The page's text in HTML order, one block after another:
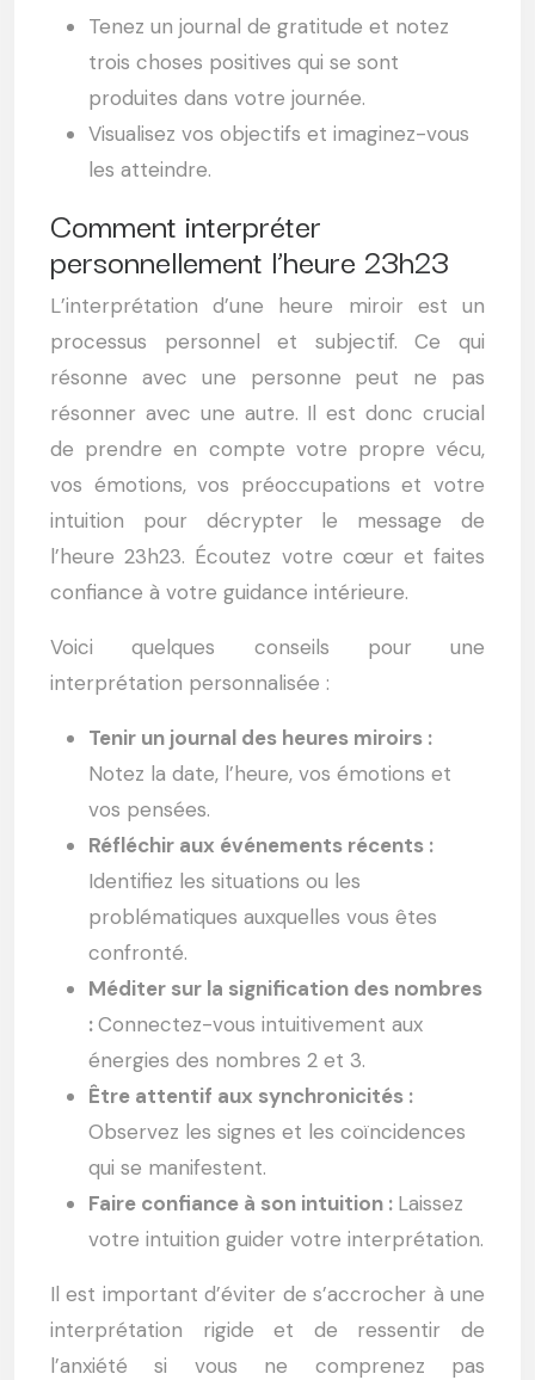
Tenez un journal de gratitude et notez
trois choses positives qui se sont
produites dans votre journée.
Visualisez vos objectifs et imaginez-vous
les atteindre.
Comment interpréter
personnellement l’heure 23h23
L’interprétation d’une heure miroir est un
processus personnel et subjectif. Ce qui
résonne avec une personne peut ne pas
résonner avec une autre. Il est donc crucial
de prendre en compte votre propre vécu,
vos émotions, vos préoccupations et votre
intuition pour décrypter le message de
l’heure 23h23. Écoutez votre cœur et faites
confiance à votre guidance intérieure.
Voici quelques conseils pour une
interprétation personnalisée :
Tenir un journal des heures miroirs :
Notez la date, l’heure, vos émotions et
vos pensées.
Réfléchir aux événements récents :
Identifiez les situations ou les
problématiques auxquelles vous êtes
confronté.
Méditer sur la signification des nombres
:Connectez-vous intuitivement aux
énergies des nombres 2 et 3.
Être attentif aux synchronicités :
Observez les signes et les coïncidences
qui se manifestent.
Faire confiance à son intuition : Laissez
votre intuition guider votre interprétation.
Il est important d’éviter de s’accrocher à une
interprétation rigide et de ressentir de
l’anxiété si vous ne comprenez pas